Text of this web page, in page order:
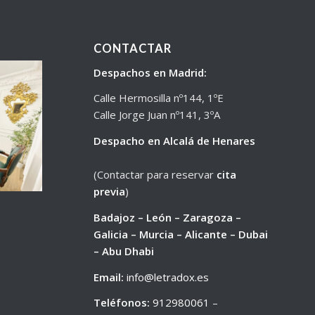
CONTACTAR
Despachos en Madrid:
Calle Hermosilla nº144, 1ºE
Calle Jorge Juan nº141, 3ºA
Despacho en Alcalá de Henares
(Contactar para reservar cita
previa)
Badajoz – León – Zaragoza –
Galicia – Murcia – Alicante – Dubai
– Abu Dhabi
Email: info@letradox.es
Teléfonos: 912980061 –